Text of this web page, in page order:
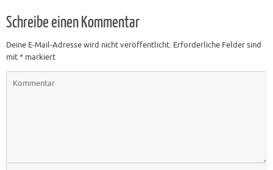
Schreibe einen Kommentar
Deine E-Mail-Adresse wird nicht veröffentlicht. Erforderliche Felder sind
mit* markiert